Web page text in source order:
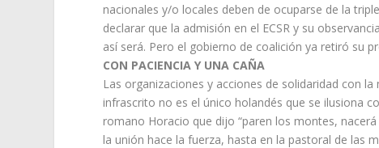
nacionales y/o locales deben de ocuparse de la
declarar que la admisión en el ECSR y su
así será. Pero el gobierno de coalición ya retiró su
CON PACIENCIA Y UNA CAÑA
Las organizaciones y acciones de solidaridad con
infrascrito no es el único holandés que se ilusiona
romano Horacio que dijo “paren los montes,
la unión hace la fuerza, hasta en la pastoral de las